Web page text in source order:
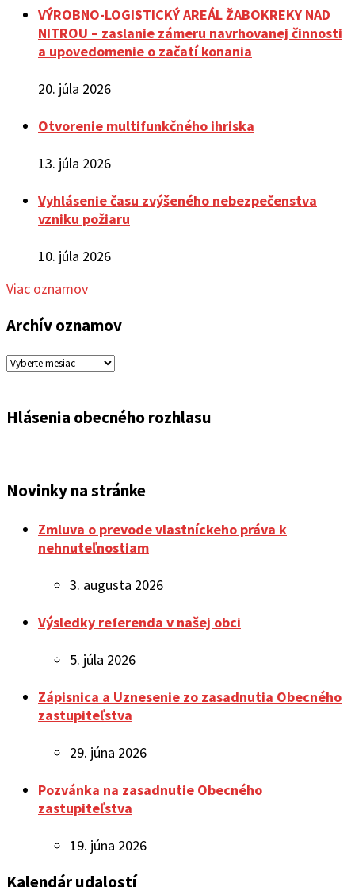
VÝROBNO-LOGISTICKÝ AREÁL ŽABOKREKY NAD
NITROU – zaslanie zámeru navrhovanej činnosti
a upovedomenie o začatí konania
20. júla 2026
Otvorenie multifunkčného ihriska
13. júla 2026
Vyhlásenie času zvýšeného nebezpečenstva
vzniku požiaru
10. júla 2026
Viac oznamov
Archív oznamov
Archív
Hlásenia obecného rozhlasu
Novinky na stránke
Zmluva o prevode vlastníckeho práva k
nehnuteľnostiam
3. augusta 2026
Výsledky referenda v našej obci
5. júla 2026
Zápisnica a Uznesenie zo zasadnutia Obecného
zastupiteľstva
29. júna 2026
Pozvánka na zasadnutie Obecného
zastupiteľstva
19. júna 2026
Kalendár udalostí